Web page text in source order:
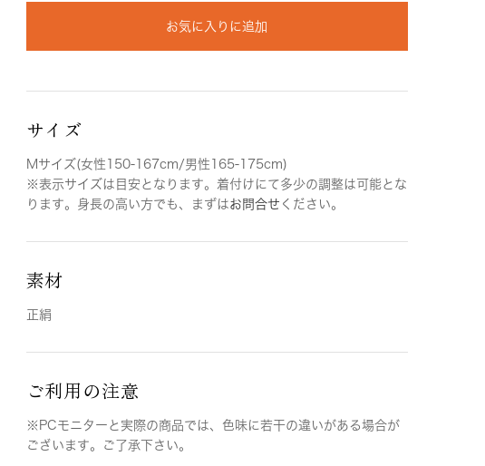
お気に入りに追加
サイズ
Mサイズ(女性150-167cm/男性165-175cm)
※表示サイズは目安となります。着付けにて多少の調整は可能とな
ります。身長の高い方でも、まずはお問合せ ください。
素材
正絹
ご利用の注意
※PCモニターと実際の商品では、色味に若干の違いがある場合が
ございます。ご了承下さい。